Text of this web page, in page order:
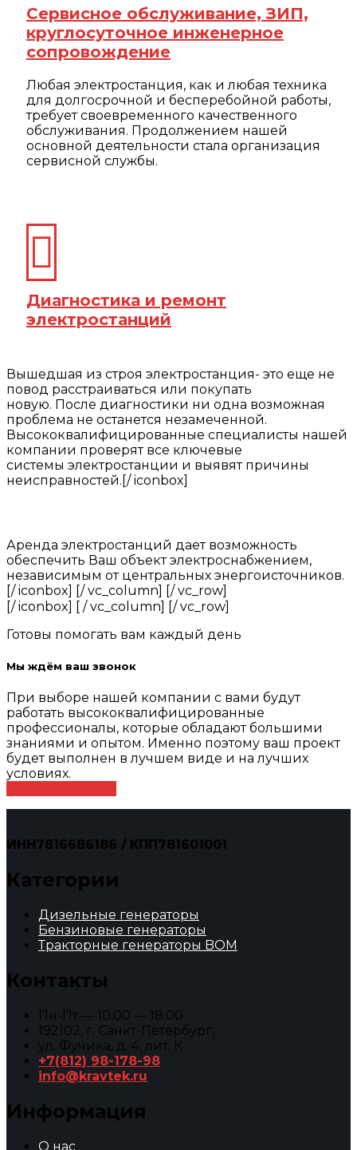
Сервисное обслуживание, ЗИП,
круглосуточное инженерное
сопровождение
Любая электростанция, как и любая техника
для долгосрочной и бесперебойной работы,
требует своевременного качественного
обслуживания. Продолжением нашей
основной деятельности стала организация
сервисной службы.
Диагностика и ремонт
электростанций
Вышедшая из строя электростанция- это еще не
повод расстраиваться или покупать
новую. После диагностики ни одна возможная
проблема не останется незамеченной.
Высококвалифицированные специалисты нашей
компании проверят все ключевые
системы электростанции и выявят причины
неисправностей. [/ iconbox]
Аренда электростанций дает возможность
обеспечить Ваш объект электроснабжением,
независимым от центральных энергоисточников.
[/ iconbox] [/ vc_column] [/ vc_row]
[/ iconbox] [ / vc_column] [/ vc_row]
Готовы помогать вам каждый день
Мы ждём ваш звонок
При выборе нашей компании с вами будут
работать высококвалифицированные
профессионалы, которые обладают большими
знаниями и опытом. Именно поэтому ваш проект
будет выполнен в лучшем виде и на лучших
условиях.
ИНН7816686186 / КПП781601001
Категории
Дизельные генераторы
Бензиновые генераторы
Тракторные генераторы BOM
Контакты
Пн-Пт — 10:00 — 18:00
192102, г. Санкт-Петербург,
ул. Фучика, д. 4, лит. К
+7(812) 98-178-98
info@kravtek.ru
Информация
О нас